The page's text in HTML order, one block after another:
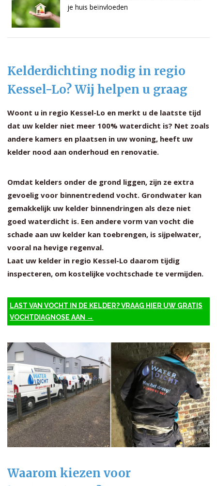
je huis beïnvloeden
Kelderdichting nodig in regio
Kessel-Lo? Wij helpen u graag
Woont u in regio Kessel-Lo en merkt u de laatste tijd
dat uw kelder niet meer 100% waterdicht is? Net zoals
andere kamers en plaatsen in uw woning, heeft uw
kelder nood aan onderhoud en renovatie.
Omdat kelders onder de grond liggen, zijn ze extra
gevoelig voor binnentredend vocht. Grondwater kan
gemakkelijk uw kelder binnendringen als deze niet
goed waterdicht is. Een andere vorm van vocht die
schade aan uw kelder kan toebrengen, is sijpelwater,
vooral na hevige regenval.
Laat uw kelder in regio Kessel-Lo daarom tijdig
inspecteren, om kostelijke vochtschade te vermijden.
LAST VAN VOCHT IN DE KELDER? VRAAG HIER UW GRATIS
VOCHTDIAGNOSE AAN →
Waarom kiezen voor